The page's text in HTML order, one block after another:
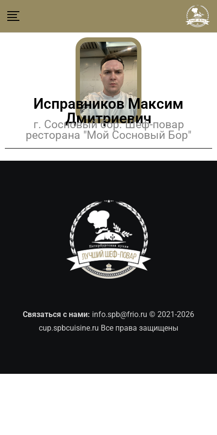
Исправников Максим
Дмитриевич
г. Сосновый бор. Шеф-повар
ресторана "Мой Сосновый Бор"
Связаться с нами: info.spb@frio.ru © 2021-2026
cup.spbcuisine.ru Все права защищены